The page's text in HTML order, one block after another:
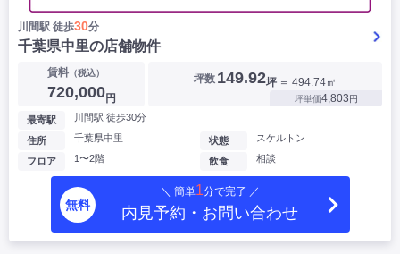
川間駅 徒歩30分
千葉県中里の店舗物件
賃料（税込）
720,000円
坪数 149.92坪 ＝ 494.74㎡
坪単価4,803円
最寄駅 川間駅 徒歩30分
住所 千葉県中里
フロア 1〜2階
状態 スケルトン
飲食 相談
無料
＼ 簡単1分で完了 ／
内見予約・お問い合わせ